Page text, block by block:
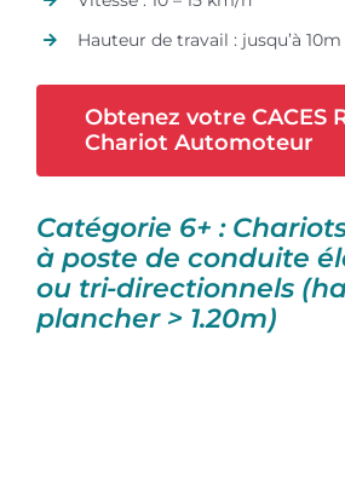
Hauteur de travail : jusqu’à
Obtenez votre CACES
Chariot Automoteur
Catégorie 6+ :
à poste de conduite
ou tri-directionnels
plancher > 1.20m)